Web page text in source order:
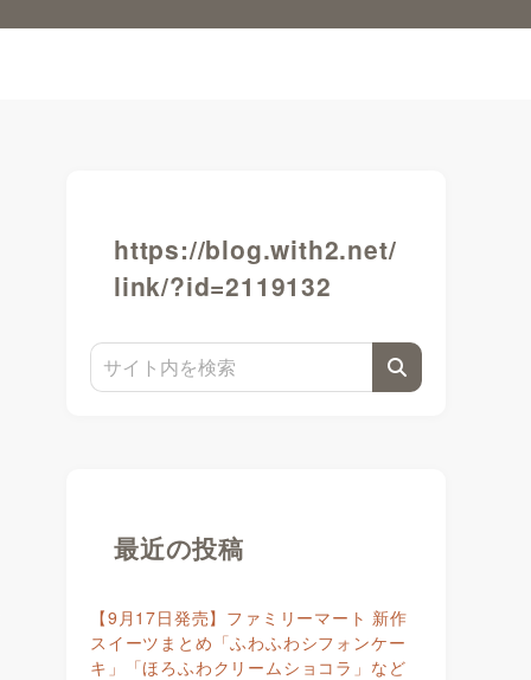
https://blog.with2.net/
link/?id=2119132
最近の投稿
【9月17日発売】ファミリーマート 新作
スイーツまとめ「ふわふわシフォンケー
キ」「ほろふわクリームショコラ」など